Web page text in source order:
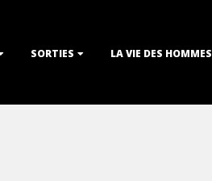
SORTIES LA VIE DES HOMMES